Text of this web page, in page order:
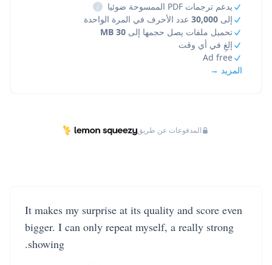
يدعم ترجمات PDF الممسوحة ضوئيا
i
إلى 30,000 عدد الأحرف في المرة الواحدة
تحميل ملفات يصل حجمها إلى 30 MB
إلغِ في أي وقت
Ad free
المزيد →
المدفوعات عن طريق
It makes my surprise at its quality and score even
bigger. I can only repeat myself, a really strong
showing.